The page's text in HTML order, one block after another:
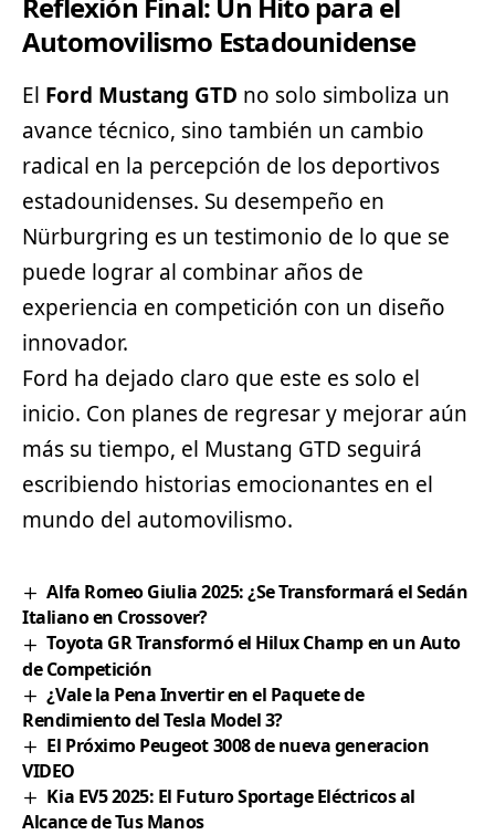
Reflexión Final: Un Hito para el
Automovilismo Estadounidense
El Ford Mustang GTD no solo simboliza un
avance técnico, sino también un cambio
radical en la percepción de los deportivos
estadounidenses. Su desempeño en
Nürburgring es un testimonio de lo que se
puede lograr al combinar años de
experiencia en competición con un diseño
innovador.
Ford ha dejado claro que este es solo el
inicio. Con planes de regresar y mejorar aún
más su tiempo, el Mustang GTD seguirá
escribiendo historias emocionantes en el
mundo del automovilismo.
Alfa Romeo Giulia 2025: ¿Se Transformará el Sedán
Italiano en Crossover?
Toyota GR Transformó el Hilux Champ en un Auto
de Competición
¿Vale la Pena Invertir en el Paquete de
Rendimiento del Tesla Model 3?
El Próximo Peugeot 3008 de nueva generacion
VIDEO
Kia EV5 2025: El Futuro Sportage Eléctricos al
Alcance de Tus Manos